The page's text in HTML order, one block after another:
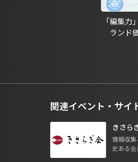
「編集
ランド
関連イベント・サイ
きさら
情報収
史ある